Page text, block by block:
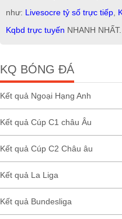
như: Livesocre tỷ số trực tiếp
Kqbd trực tuyến NHANH NHẤT.
KQ BÓNG ĐÁ
Kết quả Ngoại Hạng Anh
Kết quả Cúp C1 châu Âu
Kết quả Cúp C2 Châu âu
Kết quả La Liga
Kết quả Bundesliga